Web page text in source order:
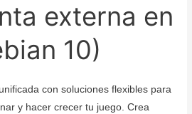
externa en
10)
con soluciones flexibles para
y hacer crecer tu juego. Crea